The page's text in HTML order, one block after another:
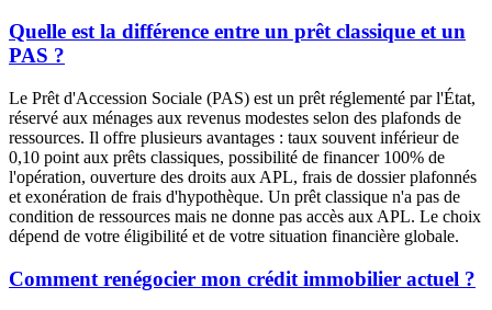
Quelle est la différence entre un prêt classique et un
PAS ?
Le Prêt d'Accession Sociale (PAS) est un prêt réglementé par l'État,
réservé aux ménages aux revenus modestes selon des plafonds de
ressources. Il offre plusieurs avantages : taux souvent inférieur de
0,10 point aux prêts classiques, possibilité de financer 100% de
l'opération, ouverture des droits aux APL, frais de dossier plafonnés
et exonération de frais d'hypothèque. Un prêt classique n'a pas de
condition de ressources mais ne donne pas accès aux APL. Le choix
dépend de votre éligibilité et de votre situation financière globale.
Comment renégocier mon crédit immobilier actuel ?